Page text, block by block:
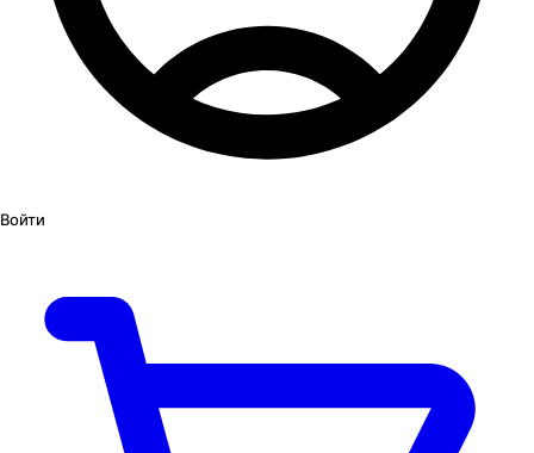
Войти